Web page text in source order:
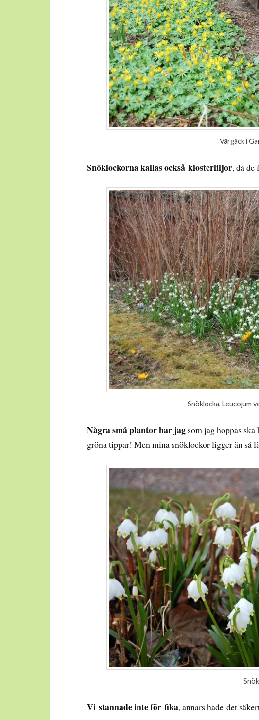
Vårgäck i
Snöklockorna kallas också klosterliljor, då de
Snöklocka, Leucojum
Några små plantor har jag som jag hoppas ska
gröna tippar! Men mina snöklockor ligger än så
Vi stannade inte för fika, annars hade det